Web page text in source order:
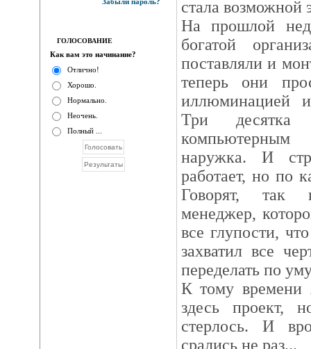
ГОЛОСОВАНИЕ
Как вам это начинание?
Отлично!
Хорошо.
Нормально.
Неочень.
Полный ...
стала возможной
На прошлой
богатой
поставляли и
теперь они
иллюминацией
Три десятка
наружка. И
работает, но по
Говорят, так
менеджер,
все глупости,
захватил все
переделать по
К тому времени
здесь проект,
стерлось. И
срались не раз...